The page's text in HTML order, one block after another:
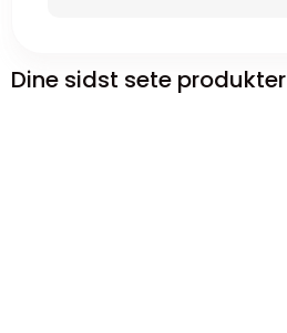
Dine sidst sete produkter